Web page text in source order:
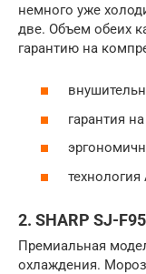
немного уже
две. Объем обеих
гарантию на
гарантия
2. SHARP SJ-
Премиальная
охлаждения.